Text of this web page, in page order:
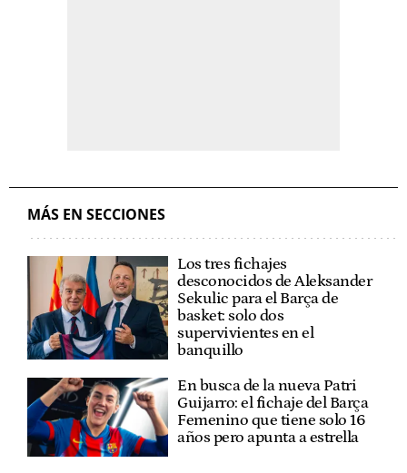
MÁS EN SECCIONES
Los tres fichajes
desconocidos de Aleksander
Sekulic para el Barça de
basket: solo dos
supervivientes en el
banquillo
En busca de la nueva Patri
Guijarro: el fichaje del Barça
Femenino que tiene solo 16
años pero apunta a estrella